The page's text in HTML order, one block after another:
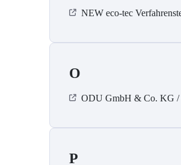
NEW eco-tec
O
ODU GmbH & Co. KG /
P